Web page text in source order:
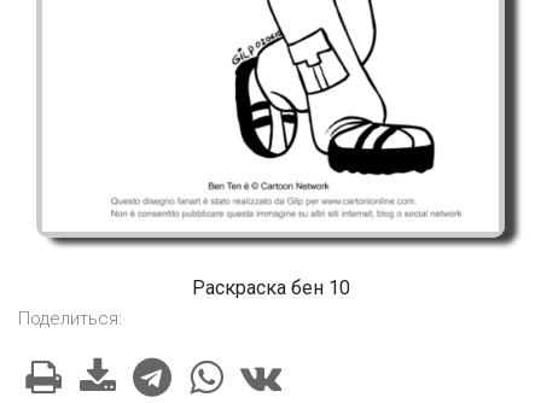
Раскраска бен 10
Поделиться: